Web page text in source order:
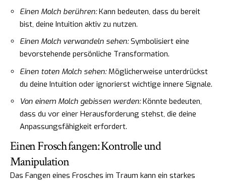
Einen Molch berühren:Kann bedeuten, dass du bereit
bist, deine Intuition aktiv zu nutzen.
Einen Molch verwandeln sehen:Symbolisiert eine
bevorstehende persönliche Transformation.
Einen toten Molch sehen:Möglicherweise unterdrückst
du deine Intuition oder ignorierst wichtige innere Signale.
Von einem Molch gebissen werden:Könnte bedeuten,
dass du vor einer Herausforderung stehst, die deine
Anpassungsfähigkeit erfordert.
Einen Frosch fangen: Kontrolle und
Manipulation
Das Fangen eines Frosches im Traum kann ein starkes